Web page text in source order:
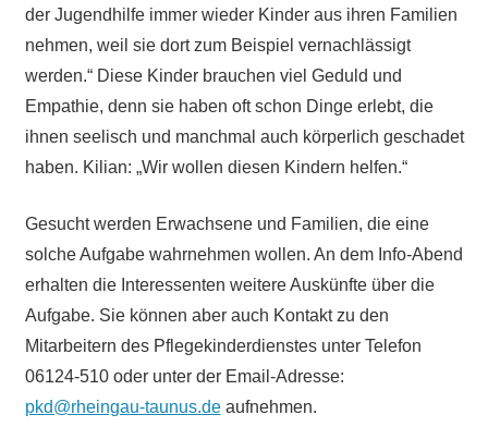
der Jugendhilfe immer wieder Kinder aus ihren Familien
nehmen, weil sie dort zum Beispiel vernachlässigt
werden.“ Diese Kinder brauchen viel Geduld und
Empathie, denn sie haben oft schon Dinge erlebt, die
ihnen seelisch und manchmal auch körperlich geschadet
haben. Kilian: „Wir wollen diesen Kindern helfen.“
Gesucht werden Erwachsene und Familien, die eine
solche Aufgabe wahrnehmen wollen. An dem Info-Abend
erhalten die Interessenten weitere Auskünfte über die
Aufgabe. Sie können aber auch Kontakt zu den
Mitarbeitern des Pflegekinderdienstes unter Telefon
06124-510 oder unter der Email-Adresse:
pkd@rheingau-taunus.deaufnehmen.